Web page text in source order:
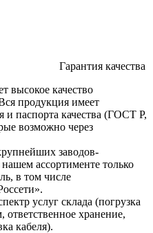
Гарантия качества
высокое качество
продукция имеет
и паспорта качества (ГОСТ Р,
возможно через
заводов-
ассортименте только
в том числе
услуг склада (погрузка
ответственное хранение,
кабеля).